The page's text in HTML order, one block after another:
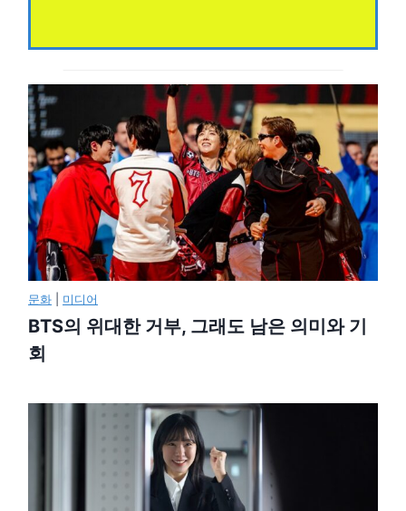
문화 미디어
BTS의 위대한 거부, 그래도 남은 의미와 기
회